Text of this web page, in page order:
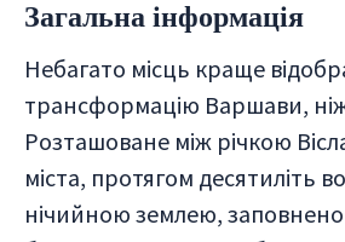
Загальна інформація
Небагато місць краще
трансформацію Варшави,
Розташоване між річкою
міста, протягом десятиліть
нічийною землею,